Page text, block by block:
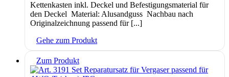
Kettenkasten inkl. Deckel und Befestigungsmaterial für
den Deckel Material: Alusandguss Nachbau nach
Originalzeichnung passend für [...]
Gehe zum Produkt
Zum Produkt